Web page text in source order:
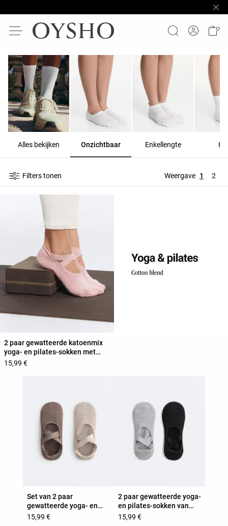
Alles bekijken Onzichtbaar Enkellengte
Filters tonen Weergave 1 2
2 paar gewatteerde katoenmix
yoga- en pilates-sokken met
kruisbanden
15,99 €
Set van 2 paar
gewatteerde yoga- en
pilatessokken van
15,99 €
2 paar gewatteerde yoga-
en pilates-sokken van
katoenmix met gekruiste
15,99 €